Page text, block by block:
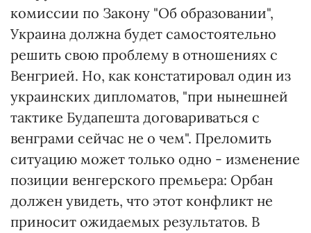
комиссии по Закону "Об образовании",
Украина должна будет самостоятельно
решить свою проблему в отношениях с
Венгрией. Но, как констатировал один из
украинских дипломатов, "при нынешней
тактике Будапешта договариваться с
венграми сейчас не о чем". Преломить
ситуацию может только одно - изменение
позиции венгерского премьера: Орбан
должен увидеть, что этот конфликт не
приносит ожидаемых результатов. В